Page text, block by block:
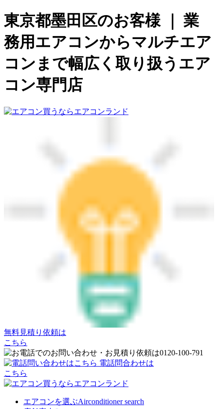
東京都墨田区のお客様 ｜ 業
務用エアコンからマルチエア
コンまで幅広く取り扱うエア
コン専門店
無料見積り依頼は
こちら
電話問合わせは
こちら
エアコンを選ぶAirconditioner search